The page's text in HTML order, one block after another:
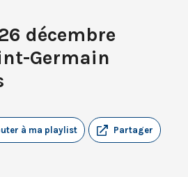
décembre
Germain
Partager
à ma playlist